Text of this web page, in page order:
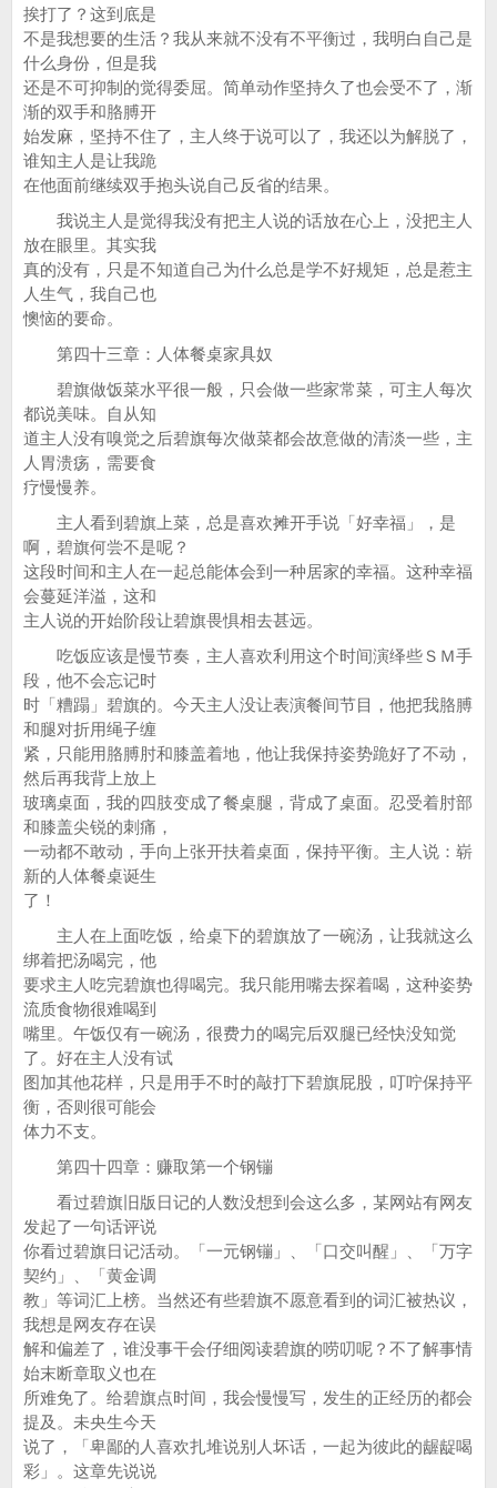
挨打了？这到底是
不是我想要的生活？我从来就不没有不平衡过，我明白自己是
什么身份，但是我
还是不可抑制的觉得委屈。简单动作坚持久了也会受不了，渐
渐的双手和胳膊开
始发麻，坚持不住了，主人终于说可以了，我还以为解脱了，
谁知主人是让我跪
在他面前继续双手抱头说自己反省的结果。
我说主人是觉得我没有把主人说的话放在心上，没把主人
放在眼里。其实我
真的没有，只是不知道自己为什么总是学不好规矩，总是惹主
人生气，我自己也
懊恼的要命。
第四十三章：人体餐桌家具奴
碧旗做饭菜水平很一般，只会做一些家常菜，可主人每次
都说美味。自从知
道主人没有嗅觉之后碧旗每次做菜都会故意做的清淡一些，主
人胃溃疡，需要食
疗慢慢养。
主人看到碧旗上菜，总是喜欢摊开手说「好幸福」，是
啊，碧旗何尝不是呢？
这段时间和主人在一起总能体会到一种居家的幸福。这种幸福
会蔓延洋溢，这和
主人说的开始阶段让碧旗畏惧相去甚远。
吃饭应该是慢节奏，主人喜欢利用这个时间演绎些ＳＭ手
段，他不会忘记时
时「糟蹋」碧旗的。今天主人没让表演餐间节目，他把我胳膊
和腿对折用绳子缠
紧，只能用胳膊肘和膝盖着地，他让我保持姿势跪好了不动，
然后再我背上放上
玻璃桌面，我的四肢变成了餐桌腿，背成了桌面。忍受着肘部
和膝盖尖锐的刺痛，
一动都不敢动，手向上张开扶着桌面，保持平衡。主人说：崭
新的人体餐桌诞生
了！
主人在上面吃饭，给桌下的碧旗放了一碗汤，让我就这么
绑着把汤喝完，他
要求主人吃完碧旗也得喝完。我只能用嘴去探着喝，这种姿势
流质食物很难喝到
嘴里。午饭仅有一碗汤，很费力的喝完后双腿已经快没知觉
了。好在主人没有试
图加其他花样，只是用手不时的敲打下碧旗屁股，叮咛保持平
衡，否则很可能会
体力不支。
第四十四章：赚取第一个钢镚
看过碧旗旧版日记的人数没想到会这么多，某网站有网友
发起了一句话评说
你看过碧旗日记活动。「一元钢镚」、「口交叫醒」、「万字
契约」、「黄金调
教」等词汇上榜。当然还有些碧旗不愿意看到的词汇被热议，
我想是网友存在误
解和偏差了，谁没事干会仔细阅读碧旗的唠叨呢？不了解事情
始末断章取义也在
所难免了。给碧旗点时间，我会慢慢写，发生的正经历的都会
提及。未央生今天
说了，「卑鄙的人喜欢扎堆说别人坏话，一起为彼此的龌龊喝
彩」。这章先说说